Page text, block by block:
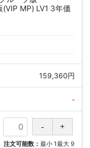
MP) LV1 3年価
159,360円
-
注文可能数：最小 1最大 9